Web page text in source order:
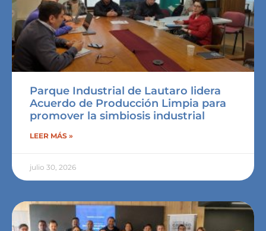
Parque Industrial de Lautaro lidera
Acuerdo de Producción Limpia para
promover la simbiosis industrial
LEER MÁS »
julio 30, 2026